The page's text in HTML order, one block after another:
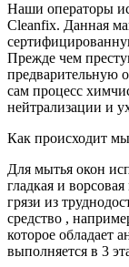
Наши операторы
Cleanfix. Данная
Прежде чем
предварительную
сам процесс
нейтрализации и
Как происходит
Для мытья окон
гладкая и
грязи из
средство ,
которое обладает
выполняется в 3